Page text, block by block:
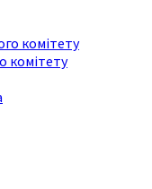
комітету
комітету